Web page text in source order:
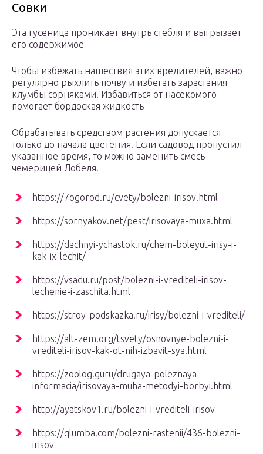
Совки
Эта гусеница проникает внутрь стебля и выгрызает
его содержимое
Чтобы избежать нашествия этих вредителей, важно
регулярно рыхлить почву и избегать зарастания
клумбы сорняками. Избавиться от насекомого
помогает бордоская жидкость
Обрабатывать средством растения допускается
только до начала цветения. Если садовод пропустил
указанное время, то можно заменить смесь
чемерицей Лобеля.
https://7ogorod.ru/cvety/bolezni-irisov.html
https://sornyakov.net/pest/irisovaya-muxa.html
https://dachnyi-ychastok.ru/chem-boleyut-irisy-i-
kak-ix-lechit/
https://vsadu.ru/post/bolezni-i-vrediteli-irisov-
lechenie-i-zaschita.html
https://stroy-podskazka.ru/irisy/bolezni-i-vrediteli/
https://alt-zem.org/tsvety/osnovnye-bolezni-i-
vrediteli-irisov-kak-ot-nih-izbavit-sya.html
https://zoolog.guru/drugaya-poleznaya-
informacia/irisovaya-muha-metodyi-borbyi.html
http://ayatskov1.ru/bolezni-i-vrediteli-irisov
https://qlumba.com/bolezni-rastenii/436-bolezni-
irisov